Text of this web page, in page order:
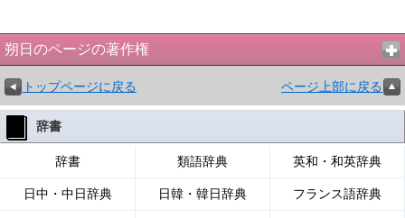
朔日のページの著作権
トップページに戻る ページ上部に戻る
辞書
辞書 類語辞典 英和・和英辞典
日中・中日辞典 日韓・韓日辞典 フランス語辞典